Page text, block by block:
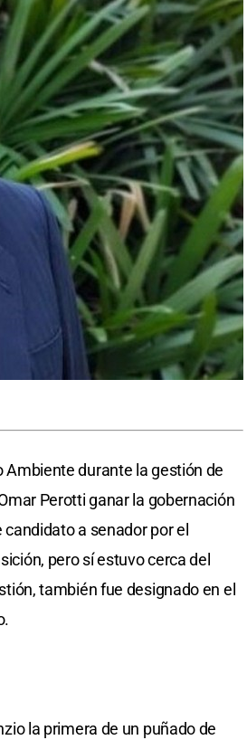
Ambiente durante la gestión de
Perotti ganar la gobernación
a senador por el
pero sí estuvo cerca del
también fue designado en el
la primera de un puñado de